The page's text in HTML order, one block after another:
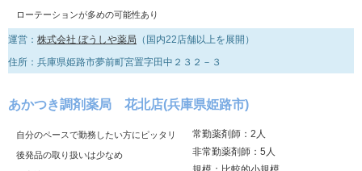
ローテーションが多めの可能性あり
運営： 株式会社 ぼうしや薬局 （国内22店舗以上を展開）
住所：兵庫県姫路市夢前町宮置字田中２３２－３
あかつき調剤薬局 花北店(兵庫県姫路市)
自分のペースで勤務したい方にピッタリ
後発品の取り扱いは少なめ
常勤薬剤師：2人
非常勤薬剤師：5人